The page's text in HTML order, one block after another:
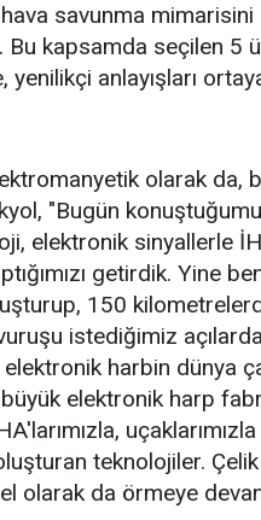
savunma mimarisini
Bu kapsamda seçilen 5
anlayışları
olarak da,
"Bugün
elektronik sinyallerle
getirdik. Yine
150
istediğimiz
harbin dünya
elektronik harp
teknolojiler.
olarak da örmeye